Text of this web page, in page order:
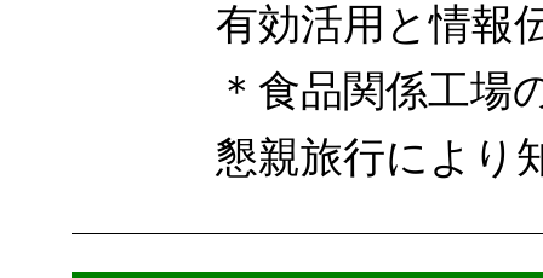
有効活用と情報
＊食品関係工場
懇親旅行により